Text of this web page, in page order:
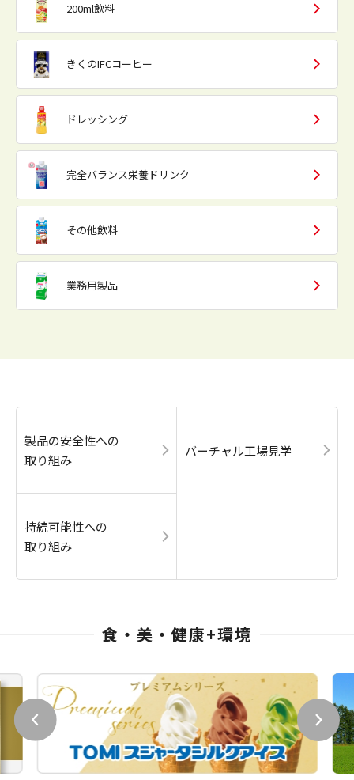
200ml飲料
きくのIFCコーヒー
ドレッシング
完全バランス栄養ドリンク
その他飲料
業務用製品
製品の安全性への
取り組み
バーチャル工場見学
持続可能性への
取り組み
食・美・健康+環境